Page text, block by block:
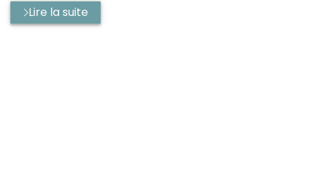
Lire la suite